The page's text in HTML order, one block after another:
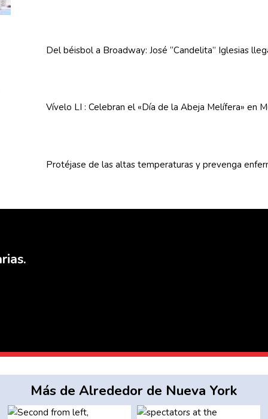
Del béisbol a Broadway: José “Candelita” Iglesias
Vívelo LI : Celebran el «Día de la Abeja Melífera» en
Protéjase de las altas temperaturasy prevenga
Más de Alrededor de Nueva York